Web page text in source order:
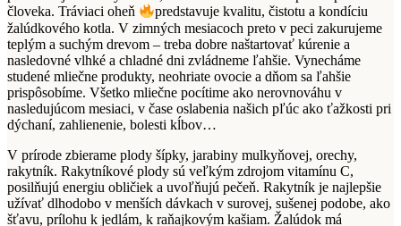
človeka. Tráviaci oheň
predstavuje kvalitu, čistotu a kondíciu
žalúdkového kotla. V zimných mesiacoch preto v peci zakurujeme
teplým a suchým drevom – treba dobre naštartovať kúrenie a
nasledovné vlhké a chladné dni zvládneme ľahšie. Vynecháme
studené mliečne produkty, neohriate ovocie a dňom sa ľahšie
prispôsobíme. Všetko mliečne pocítime ako nerovnováhu v
nasledujúcom mesiaci, v čase oslabenia našich pľúc ako ťažkosti pri
dýchaní, zahlienenie, bolesti kĺbov…
V prírode zbierame plody šípky, jarabiny mulkyňovej, orechy,
rakytník. Rakytníkové plody sú veľkým zdrojom vitamínu C,
posilňujú energiu obličiek a uvoľňujú pečeň. Rakytník je najlepšie
užívať dlhodobo v menších dávkach v surovej, sušenej podobe, ako
šťavu, prílohu k jedlám, k raňajkovým kašiam. Žalúdok má